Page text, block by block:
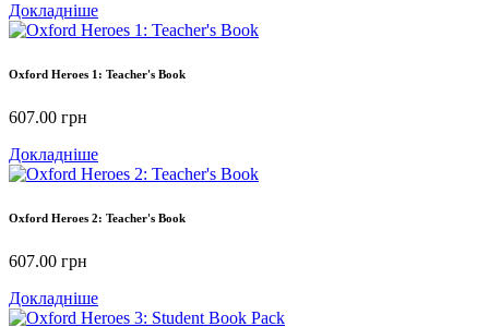
Докладніше
Oxford Heroes 1: Teacher's Book
607.00 грн
Докладніше
Oxford Heroes 2: Teacher's Book
607.00 грн
Докладніше